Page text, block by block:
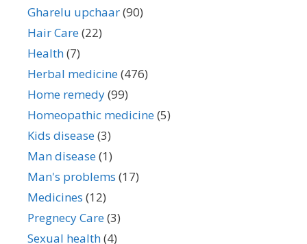
Gharelu upchaar(90)
Hair Care(22)
Health(7)
Herbal medicine(476)
Home remedy(99)
Homeopathic medicine(5)
Kids disease(3)
Man disease(1)
Man's problems (17)
Medicines (12)
Pregnecy Care(3)
Sexual health(4)